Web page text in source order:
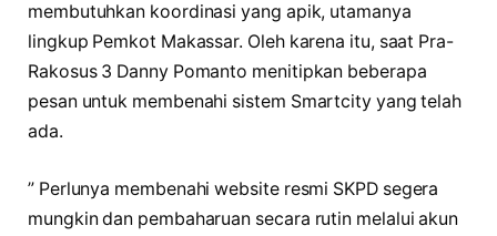
membutuhkan koordinasi yang apik, utamanya
lingkup Pemkot Makassar. Oleh karena itu, saat Pra-
Rakosus 3 Danny Pomanto menitipkan beberapa
pesan untuk membenahi sistem Smartcity yang telah
ada.
” Perlunya membenahi website resmi SKPD segera
mungkin dan pembaharuan secara rutin melalui akun